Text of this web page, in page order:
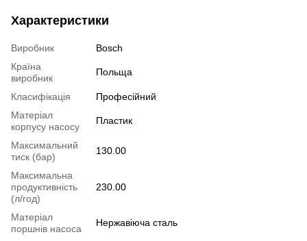
Характеристики
Виробник
Bosch
Країна
виробник
Польща
Класифікація
Професійний
Матеріал
корпусу насосу
Пластик
Максимальний
тиск (бар)
130.00
Максимальна
продуктивність
(л/год)
230.00
Матеріал
поршнів насоса
Нержавіюча сталь